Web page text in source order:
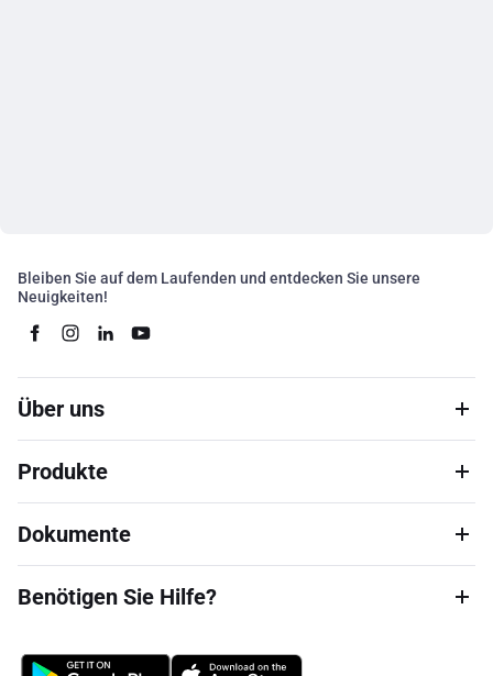
Bleiben Sie auf dem Laufenden und entdecken Sie unsere
Neuigkeiten!
Über uns
Produkte
Dokumente
Benötigen Sie Hilfe?